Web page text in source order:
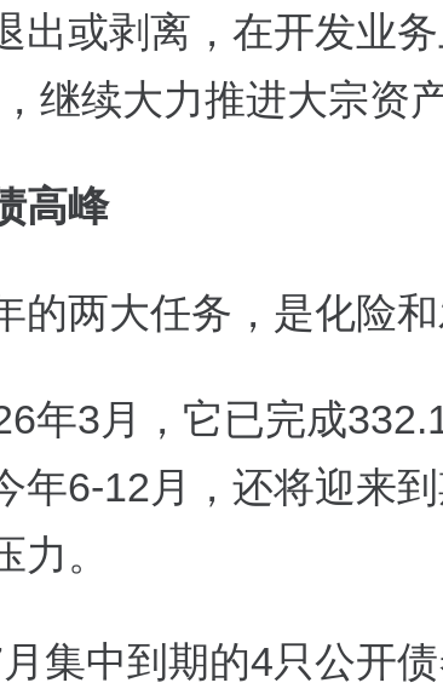
出或剥离，在开发业
继续大力推进大宗资
高峰
的两大任务，是化险和
年3月，它已完成
年6-12月，还将迎来
力。
集中到期的4只公开